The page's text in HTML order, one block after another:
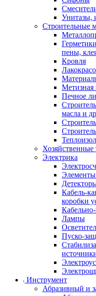
Унитазы,
Строительные
пены,
Кровля
Метизная
Печное
масла и
Хозяйственные
Электрика
Кабель-
коробки
Лампы
Пуско-
Инструмент
Абразивный и